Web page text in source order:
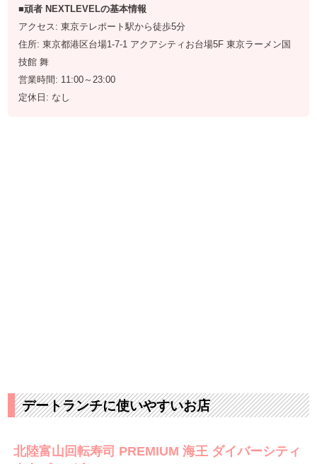
■頑者 NEXTLEVELの基本情報
アクセス: 東京テレポート駅から徒歩5分
住所: 東京都港区台場1-7-1 アクアシティお台場5F 東京ラーメン国
技館 舞
営業時間: 11:00～23:00
定休日: なし
デートランチに使いやすいお店
北陸富山回転寿司 PREMIUM 海王 ダイバーシティ